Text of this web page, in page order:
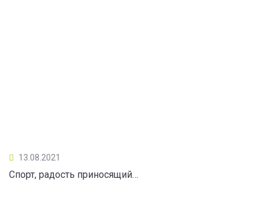
13.08.2021
Спорт, радость приносящий…